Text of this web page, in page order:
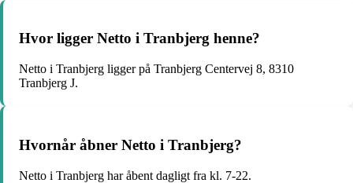
Hvor ligger Netto i Tranbjerg henne?
Netto i Tranbjerg ligger på Tranbjerg Centervej 8, 8310
Tranbjerg J.
Hvornår åbner Netto i Tranbjerg?
Netto i Tranbjerg har åbent dagligt fra kl. 7-22.